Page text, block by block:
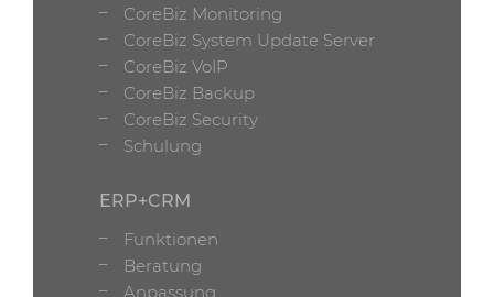
CoreBiz Monitoring
CoreBiz System Update Server
CoreBiz VoIP
CoreBiz Backup
CoreBiz Security
Schulung
ERP+CRM
Funktionen
Beratung
Anpassung